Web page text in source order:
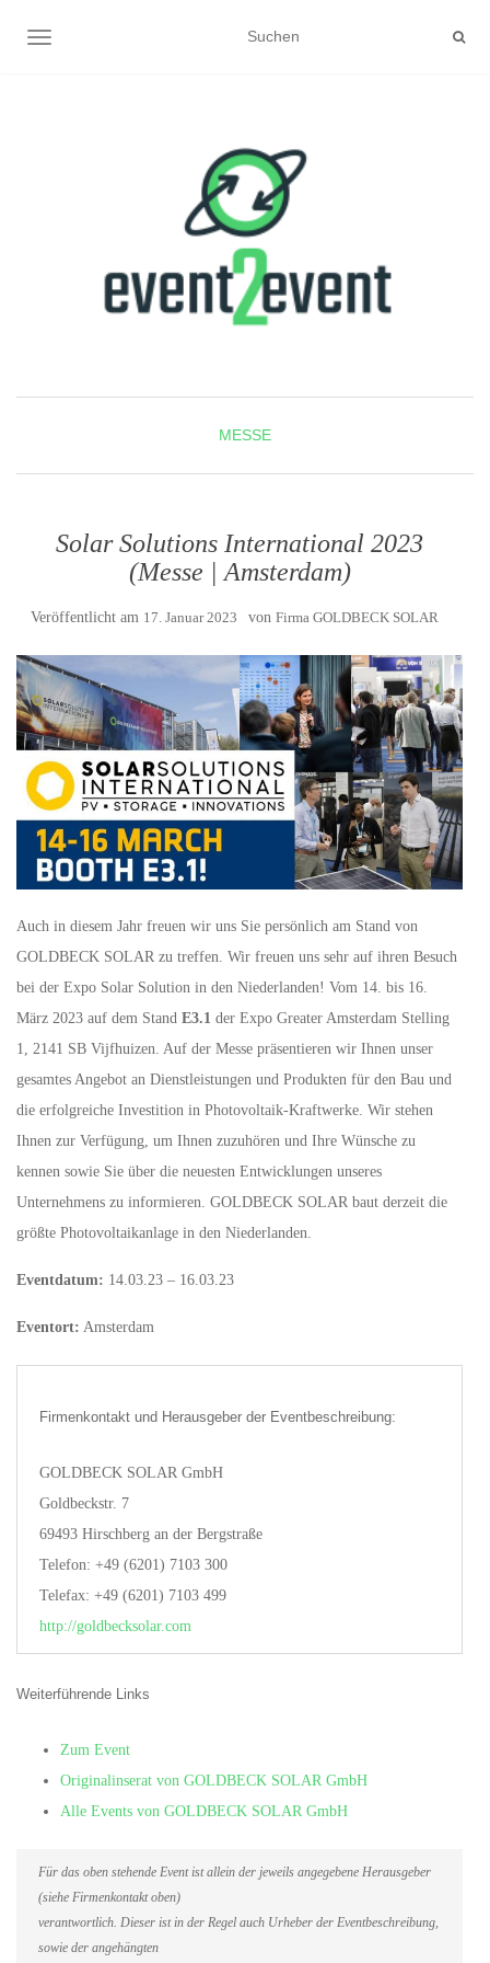
NAVIGATION UMSCHALTEN
MESSE
Solar Solutions International 2023
(Messe | Amsterdam)
Veröffentlicht am 17. Januar 2023 von Firma GOLDBECK SOLAR
Auch in diesem Jahr freuen wir uns Sie persönlich am Stand von
GOLDBECK SOLAR zu treffen. Wir freuen uns sehr auf ihren Besuch
bei der Expo Solar Solution in den Niederlanden! Vom 14. bis 16.
März 2023 auf dem Stand E3.1 der Expo Greater Amsterdam Stelling
1, 2141 SB Vijfhuizen. Auf der Messe präsentieren wir Ihnen unser
gesamtes Angebot an Dienstleistungen und Produkten für den Bau und
die erfolgreiche Investition in Photovoltaik-Kraftwerke. Wir stehen
Ihnen zur Verfügung, um Ihnen zuzuhören und Ihre Wünsche zu
kennen sowie Sie über die neuesten Entwicklungen unseres
Unternehmens zu informieren. GOLDBECK SOLAR baut derzeit die
größte Photovoltaikanlage in den Niederlanden.
Eventdatum: 14.03.23 – 16.03.23
Eventort: Amsterdam
Firmenkontakt und Herausgeber der Eventbeschreibung:
GOLDBECK SOLAR GmbH
Goldbeckstr. 7
69493 Hirschberg an der Bergstraße
Telefon: +49 (6201) 7103 300
Telefax: +49 (6201) 7103 499
http://goldbecksolar.com
Weiterführende Links
Zum Event
Originalinserat von GOLDBECK SOLAR GmbH
Alle Events von GOLDBECK SOLAR GmbH
Für das oben stehende Event ist allein der jeweils angegebene Herausgeber
(siehe Firmenkontakt oben)
verantwortlich. Dieser ist in der Regel auch Urheber der Eventbeschreibung,
sowie der angehängten